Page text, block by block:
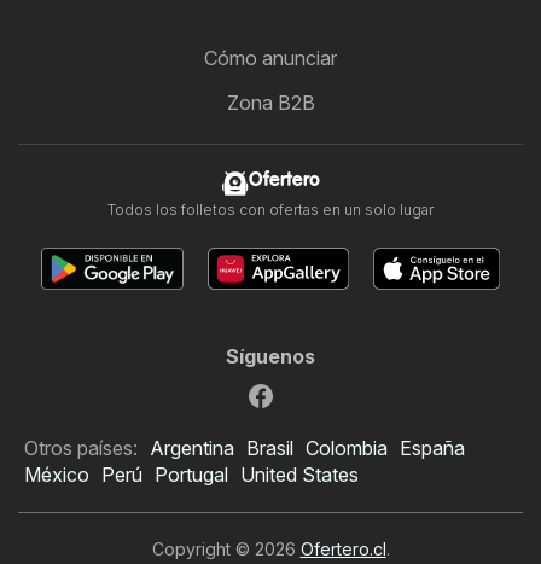
Cómo anunciar
Zona B2B
Ofertero
Todos los folletos con ofertas en un solo lugar
Síguenos
Otros países: Argentina Brasil Colombia España
México Perú Portugal United States
Copyright © 2026 Ofertero.cl.